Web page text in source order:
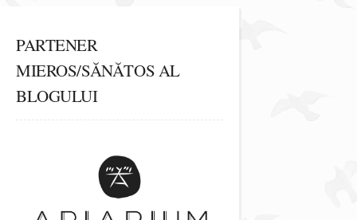
PARTENER
MIEROS/SĂNĂTOS AL
BLOGULUI